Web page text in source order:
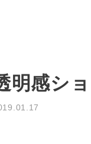
明感シ